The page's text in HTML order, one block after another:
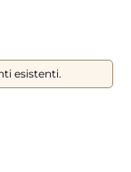
esistenti.